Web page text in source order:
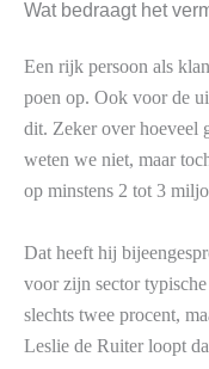
Wat bedraagt het
Een rijk persoon als
poen op. Ook voor de
dit. Zeker over hoeveel
weten we niet, maar
op minstens 2 tot 3
Dat heeft hij
voor zijn sector
slechts twee procent,
Leslie de Ruiter loopt